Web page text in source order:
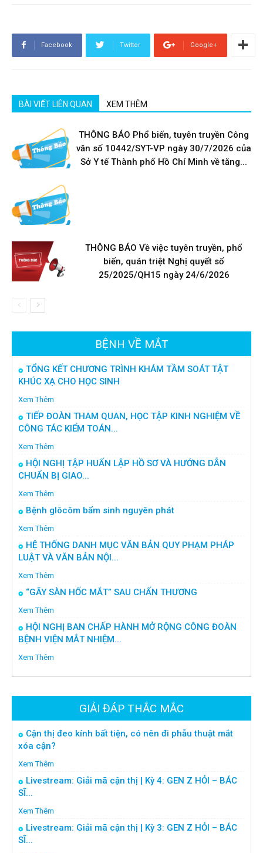
Facebook Twitter Google+
BÀI VIẾT LIÊN QUAN XEM THÊM
THÔNG BÁO Phổ biến, tuyên truyền Công
văn số 10442/SYT-VP ngày 30/7/2026 của
Sở Y tế Thành phố Hồ Chí Minh về tăng...
THÔNG BÁO Về việc tuyên truyền, phổ
biến, quán triệt Nghị quyết số
25/2025/QH15 ngày 24/6/2026
BỆNH VỀ MẮT
TỔNG KẾT CHƯƠNG TRÌNH KHÁM TẦM SOÁT TẬT
KHÚC XẠ CHO HỌC SINH
Xem Thêm
TIẾP ĐOÀN THAM QUAN, HỌC TẬP KINH NGHIỆM VỀ
CÔNG TÁC KIỂM TOÁN...
Xem Thêm
HỘI NGHỊ TẬP HUẤN LẬP HỒ SƠ VÀ HƯỚNG DẪN
CHUẨN BỊ GIAO...
Xem Thêm
Bệnh glôcôm bẩm sinh nguyên phát
Xem Thêm
HỆ THỐNG DANH MỤC VĂN BẢN QUY PHẠM PHÁP
LUẬT VÀ VĂN BẢN NỘI...
Xem Thêm
“GÃY SÀN HỐC MẮT” SAU CHẤN THƯƠNG
Xem Thêm
HỘI NGHỊ BAN CHẤP HÀNH MỞ RỘNG CÔNG ĐOÀN
BỆNH VIỆN MẮT NHIỆM...
Xem Thêm
GIẢI ĐÁP THẮC MẮC
Cận thị đeo kính bất tiện, có nên đi phẫu thuật mắt
xóa cận?
Xem Thêm
Livestream: Giải mã cận thị | Kỳ 4: GEN Z HỎI – BÁC
SĨ...
Xem Thêm
Livestream: Giải mã cận thị | Kỳ 3: GEN Z HỎI – BÁC
SĨ...